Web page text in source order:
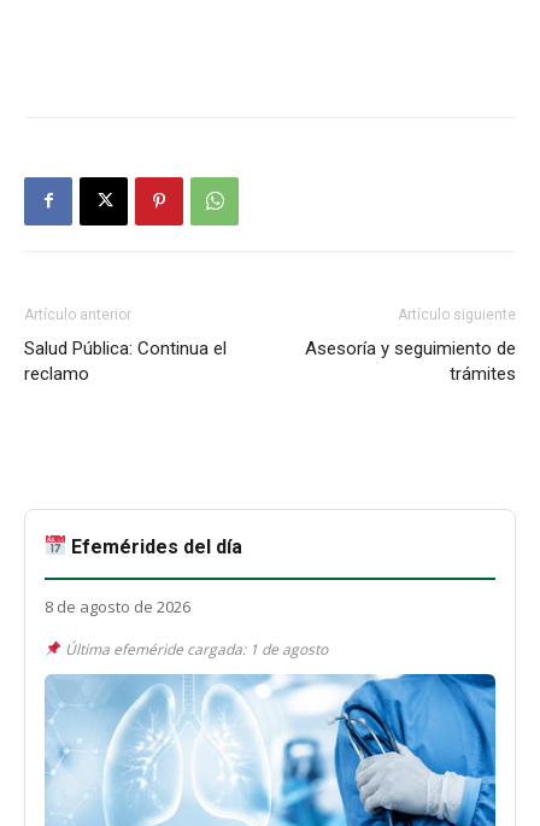
Artículo anterior
Salud Pública: Continua el
reclamo
Artículo siguiente
Asesoría y seguimiento de
trámites
Efemérides del día
8 de agosto de 2026
Última efeméride cargada: 1 de agosto